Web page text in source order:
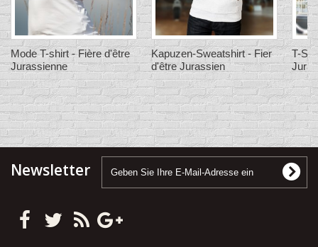
Mode T-shirt - Fière d'être
Jurassienne
Kapuzen-Sweatshirt - Fier
d'être Jurassien
T-
Newsletter